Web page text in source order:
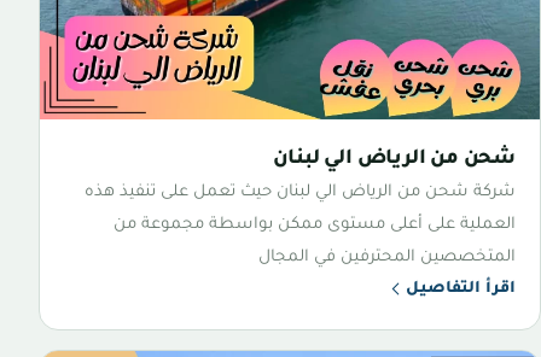
شحن من الرياض الي لبنان
شركة شحن من الرياض الي لبنان حيث تعمل على تنفيذ هذه
العملية على أعلى مستوى ممكن بواسطة مجموعة من
المتخصصين المحترفين في المجال
اقرأ التفاصيل